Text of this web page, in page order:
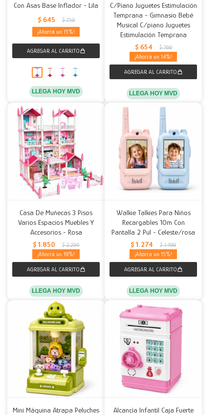
Con Asas Base Inflador - Lila
$ 645 $ 759
15
LLEGA HOY MVD
C/Piano Juguetes Estimulación
Temprana - Gimnasio Bebé
Musical C/piano Juguetes
Estimulación Temprana
$ 654 $ 769
14
LLEGA HOY MVD
Casa De Muñecas 3 Pisos
Varios Espacios Muebles Y
Accesorios - Rosa
$ 1.850 $ 2.290
19
LLEGA HOY MVD
Walkie Talkies Para Niños
Recargables 10m Con
Pantalla 2 Pul - Celeste/rosa
$ 1.274 $ 1.499
15
LLEGA HOY MVD
Mini Máquina Atrapa Peluches
Alcancía Infantil Caja Fuerte